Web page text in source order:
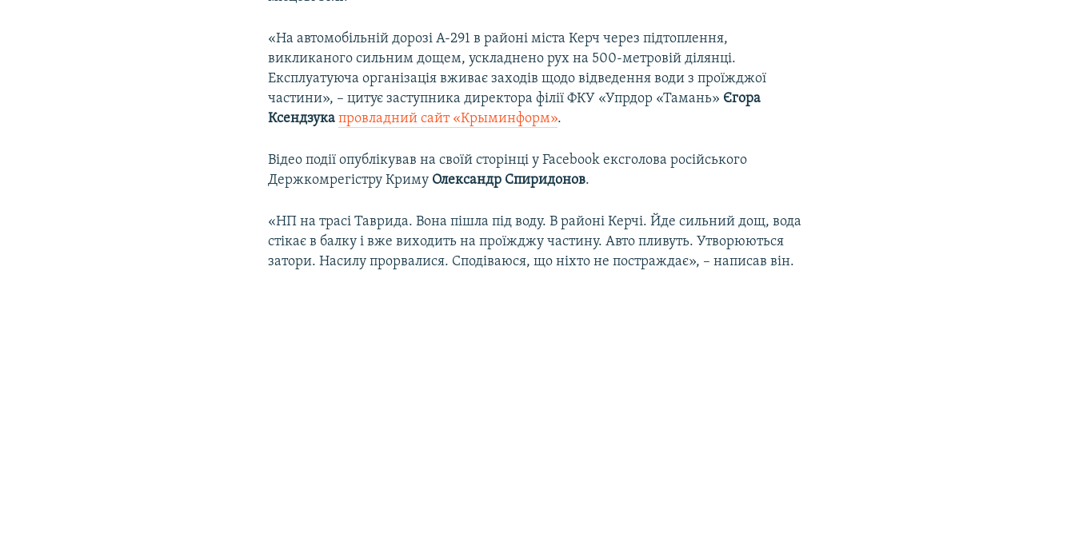
«На автомобільній дорозі А-291 в районі міста Керч через підтоплення,
викликаного сильним дощем, ускладнено рух на 500-метровій ділянці.
Експлуатуюча організація вживає заходів щодо відведення води з проїжджої
частини», – цитує заступника директора філії ФКУ «Упрдор «Тамань» Єгора
Ксендзука провладний сайт «Крыминформ».
Відео події опублікував на своїй сторінці у Facebook ексголова російського
Держкомрегістру Криму Олександр Спиридонов.
«НП на трасі Таврида. Вона пішла під воду. В районі Керчі. Йде сильний дощ, вода
стікає в балку і вже виходить на проїжджу частину. Авто пливуть. Утворюються
затори. Насилу прорвалися. Сподіваюся, що ніхто не постраждає», – написав він.